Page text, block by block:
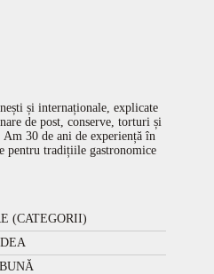
și internaționale, explicate
de post, conserve, torturi și
30 de ani de experiență în
pentru tradițiile gastronomice
(CATEGORII)